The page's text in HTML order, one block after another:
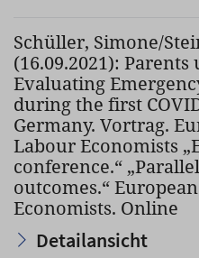
Schüller, Simone/
(16.09.2021): Parents
Evaluating
during the first
Germany. Vortrag.
Labour Economists
conference.“
outcomes.“
Economists. Online
Detailansicht